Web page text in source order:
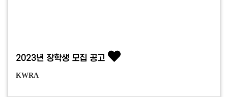
2023년 장학생 모집 공고
KWRA